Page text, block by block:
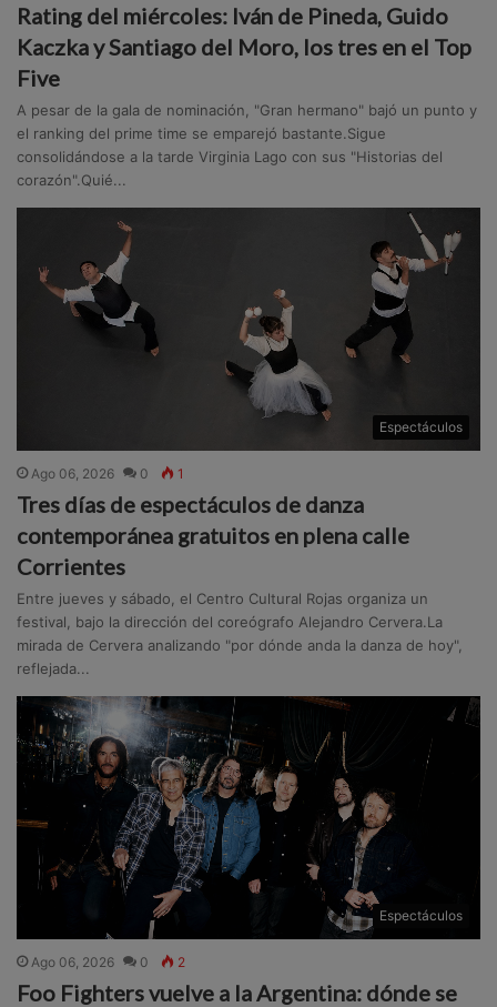
Rating del miércoles: Iván de Pineda, Guido
Kaczka y Santiago del Moro, los tres en el Top
Five
A pesar de la gala de nominación, "Gran hermano" bajó un punto y
el ranking del prime time se emparejó bastante.Sigue
consolidándose a la tarde Virginia Lago con sus "Historias del
corazón".Quié...
Espectáculos
Ago 06, 2026 0 1
Tres días de espectáculos de danza
contemporánea gratuitos en plena calle
Corrientes
Entre jueves y sábado, el Centro Cultural Rojas organiza un
festival, bajo la dirección del coreógrafo Alejandro Cervera.La
mirada de Cervera analizando "por dónde anda la danza de hoy",
reflejada...
Espectáculos
Ago 06, 2026 0 2
Foo Fighters vuelve a la Argentina: dónde se